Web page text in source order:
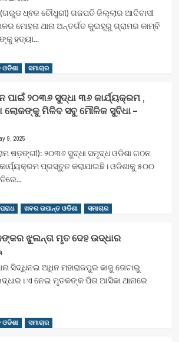
ଧ୍ଵଜ ଚୌଧୁରୀ) ଗଜପତି ଜିଲ୍ଲାର ଆଦିବାସୀ
ମୋହନା ଥାନା ଅନ୍ତର୍ଗତ କୁଇହୂରୁ ଗ୍ରାମର କାମ୍ବି
ହତ୍ୟା...
ଓଡିଶା ସମାଚାର
ପାଇଁ ୨୦୩୬ ସୁଦ୍ଧା ୩୬ କାର୍ଯ୍ୟକ୍ରମ ,
ଲୋକଙ୍କୁ ମିଳିବ ସବୁ ମୌଳିକ ସୁବିଧା –
9, 2025
ଷଡ଼ଙ୍ଗୀ): ୨୦୩୬ ସୁଦ୍ଧା ସମୃଦ୍ଧ ଓଡିଶା ଗଠନ
ପ୍ରସ୍ତୁତ କରାଯାଇଛି। ଓଡିଶାକୁ ୫୦୦
ଖବର ଉପାନ୍ତ ଓଡିଶା ସମାଚାର
ଝୁଲନ୍ତା ମୃତ ଦେହ ଉଦ୍ଧାର
ସିଦ୍ଧିନଇ ଅଧିନ ମହାରାଜପୁର କାଜୁ ତୋଟାରୁ
ଏ ନେଇ ମୃତକଙ୍କ ପିତା ଆସିକା ଥାନାରେ
ଓଡିଶା ସମାଚାର